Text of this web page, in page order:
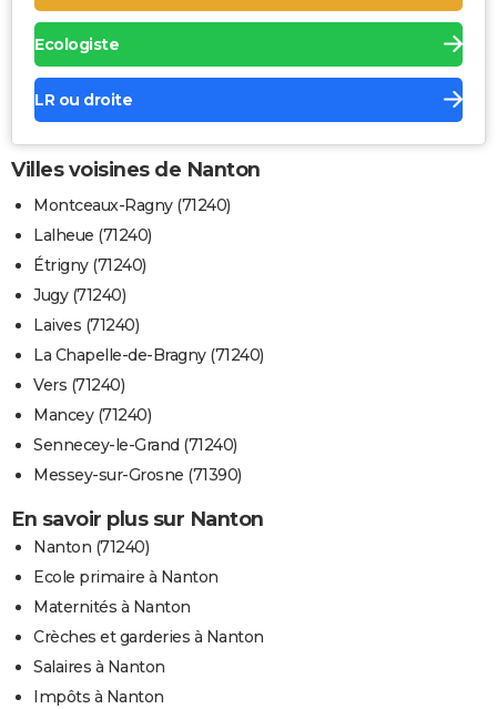
Ecologiste
LR ou droite
Villes voisines de Nanton
Montceaux-Ragny (71240)
Lalheue (71240)
Étrigny (71240)
Jugy (71240)
Laives (71240)
La Chapelle-de-Bragny (71240)
Vers (71240)
Mancey (71240)
Sennecey-le-Grand (71240)
Messey-sur-Grosne (71390)
En savoir plus sur Nanton
Nanton (71240)
Ecole primaire à Nanton
Maternités à Nanton
Crèches et garderies à Nanton
Salaires à Nanton
Impôts à Nanton